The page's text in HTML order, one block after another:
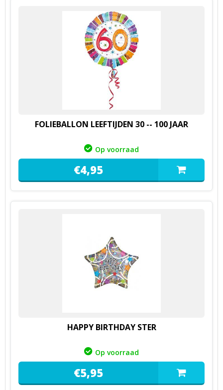
FOLIEBALLON LEEFTIJDEN 30 -- 100 JAAR
Op voorraad
€4,95
HAPPY BIRTHDAY STER
Op voorraad
€5,95